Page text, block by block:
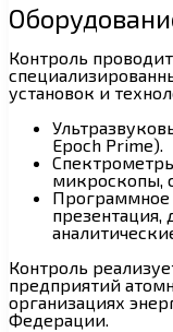
Контроль
установок и
Epoch Prime).
микроскопы,
Программное
презентация,
Контроль
предприятий
организациях
Федерации.